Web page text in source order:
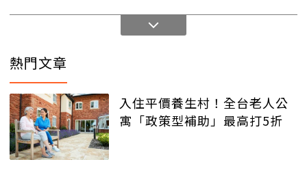
熱門文章
入住平價養生村！全台老人公
寓「政策型補助」最高打5折